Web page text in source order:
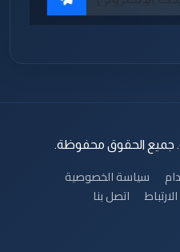
سياسة الخصوصية
اتصل بنا